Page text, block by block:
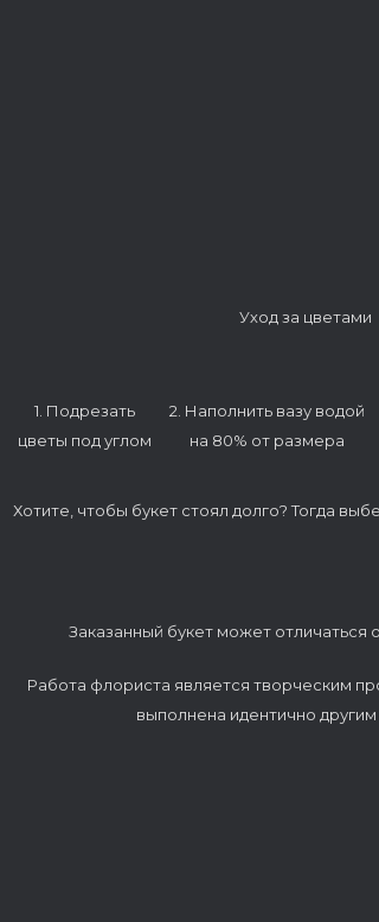
Уход за цветами
1. Подрезать
цветы под углом
2. Наполнить вазу водой
на 80% от размера
Хотите, чтобы букет стоял долго? Тогда
Заказанный букет может отличаться
Работа флориста является творческим
выполнена идентично